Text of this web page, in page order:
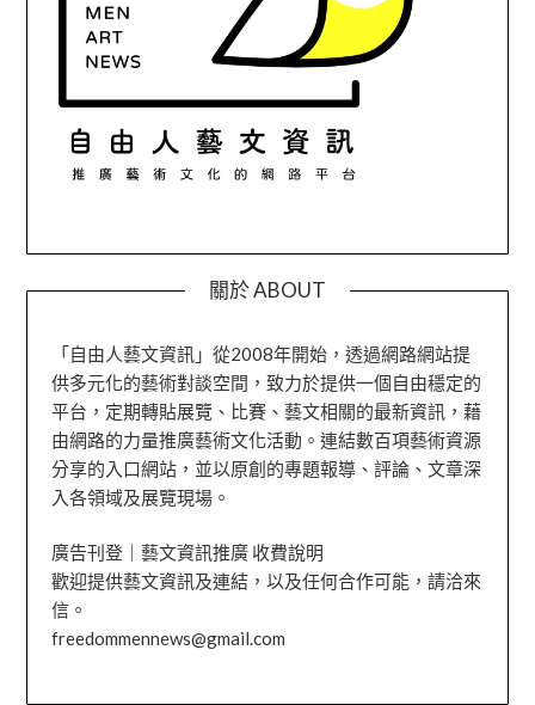
關於 ABOUT
「自由人藝文資訊」從2008年開始，透過網路網站提
供多元化的藝術對談空間，致力於提供一個自由穩定的
平台，定期轉貼展覽、比賽、藝文相關的最新資訊，藉
由網路的力量推廣藝術文化活動。連結數百項藝術資源
分享的入口網站，並以原創的專題報導、評論、文章深
入各領域及展覽現場。
廣告刊登｜藝文資訊推廣 收費說明
歡迎提供藝文資訊及連結，以及任何合作可能，請洽來
信。
freedommennews@gmail.com